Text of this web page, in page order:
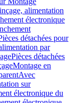
alimentation
électronique
détachées pour
par
Pièces détachées
Montage en
Avec
sur
électronique du